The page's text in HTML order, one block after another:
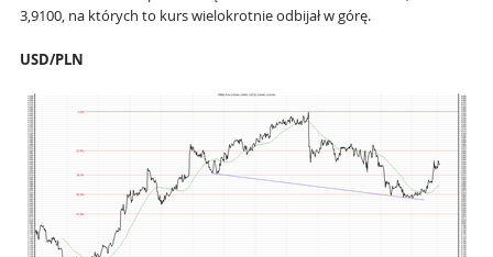
3,9100, na których to kurs wielokrotnie odbijał w górę.
USD/PLN